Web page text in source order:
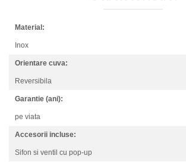
Material:
Inox
Orientare cuva:
Reversibila
Garantie (ani):
pe viata
Accesorii incluse:
Sifon si ventil cu pop-up